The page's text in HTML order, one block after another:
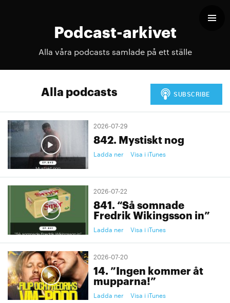
Podcast-arkivet
Alla våra podcasts samlade på ett ställe
Alla podcasts
2026-07-29
842. Mystiskt nog
Ladda ner Visa i iTunes
2026-07-22
841. “Så somnade
Fredrik Wikingsson in”
Ladda ner Visa i iTunes
2026-07-20
14. ”Ingen kommer åt
mupparna!”
Ladda ner Visa i iTunes